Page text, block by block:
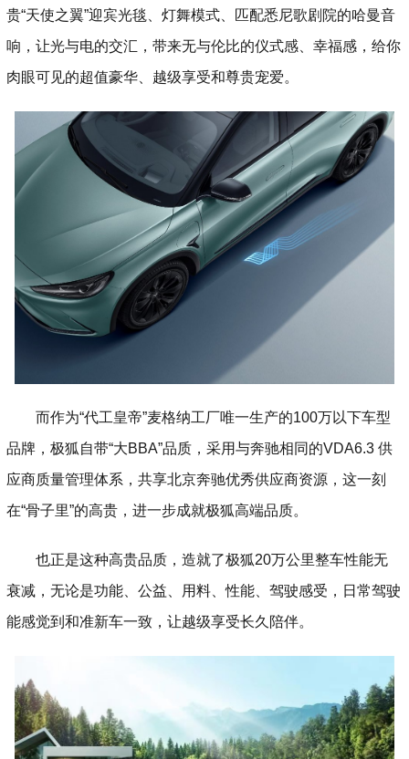
贵“天使之翼”迎宾光毯、灯舞模式、匹配悉尼歌剧院的哈曼音
响，让光与电的交汇，带来无与伦比的仪式感、幸福感，给你
肉眼可见的超值豪华、越级享受和尊贵宠爱。
而作为“代工皇帝”麦格纳工厂唯一生产的100万以下车型
品牌，极狐自带“大BBA”品质，采用与奔驰相同的VDA6.3 供
应商质量管理体系，共享北京奔驰优秀供应商资源，这一刻
在“骨子里”的高贵，进一步成就极狐高端品质。
也正是这种高贵品质，造就了极狐20万公里整车性能无
衰减，无论是功能、公益、用料、性能、驾驶感受，日常驾驶
能感觉到和准新车一致，让越级享受长久陪伴。